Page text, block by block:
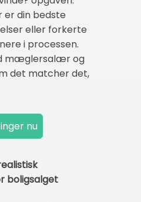
er din bedste
eller forkerte
i processen.
mæglersalær og
det matcher det,
boligsalget